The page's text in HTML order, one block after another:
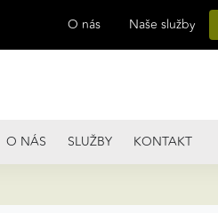
O nás Naše služby
O NÁS SLUŽBY KONTAKT